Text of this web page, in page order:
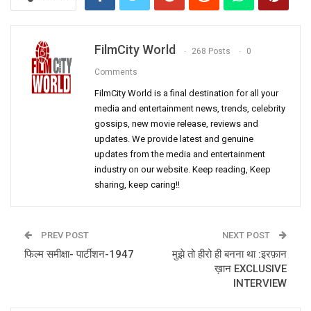
FilmCity World 268 Posts 0
Comments
FilmCity World is a final destination for all your
media and entertainment news, trends, celebrity
gossips, new movie release, reviews and
updates. We provide latest and genuine
updates from the media and entertainment
industry on our website. Keep reading, Keep
sharing, keep caring!!
PREV POST
फिल्म समीक्षा- पार्टीशन-1947
NEXT POST
मुझे तो हीरो ही बनना था :इरफ़ान
ख़ान EXCLUSIVE
INTERVIEW